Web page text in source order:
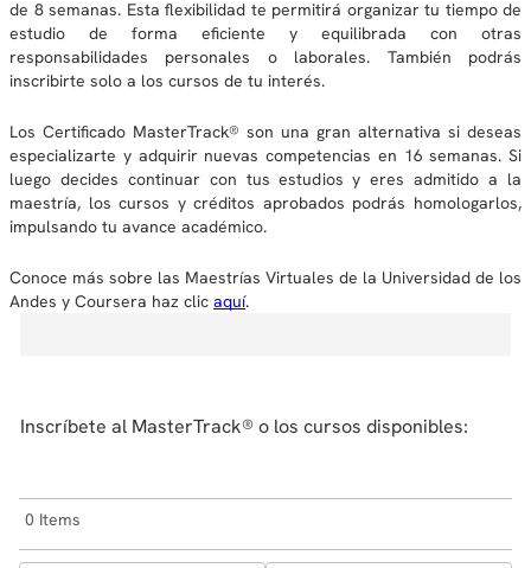
de 8 semanas. Esta flexibilidad te permitirá organizar tu tiempo de
estudio de forma eficiente y equilibrada con otras
responsabilidades personales o laborales. También podrás
inscribirte solo a los cursos de tu interés.
Los Certificado MasterTrack® son una gran alternativa si deseas
especializarte y adquirir nuevas competencias en 16 semanas. Si
luego decides continuar con tus estudios y eres admitido a la
maestría, los cursos y créditos aprobados podrás homologarlos,
impulsando tu avance académico.
Conoce más sobre las Maestrías Virtuales de la Universidad de los
Andes y Coursera haz clic aquí.
Inscríbete al MasterTrack® o los cursos disponibles:
0